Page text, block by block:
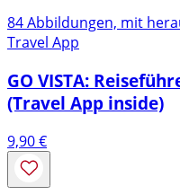
84 Abbildungen, mit
Travel App
GO VISTA:
(Travel App inside)
9,90€